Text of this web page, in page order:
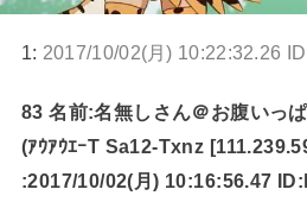
1: 2017/10/02(月) 10:22:32.26
83 名前:名無しさん＠お腹いっ
(ｱｳｱｳｴｰT Sa12-Txnz
:2017/10/02(月) 10:16:56.47